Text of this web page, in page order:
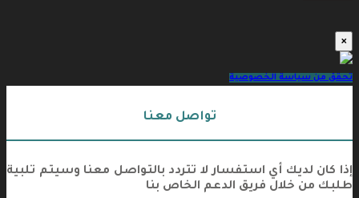
×
تحقق من سياسة الخصوصية
تواصل معنا
إذا كان لديك أي استفسار لا تتردد بالتواصل معنا وسيتم تلبية
طلبك من خلال فريق الدعم الخاص بنا